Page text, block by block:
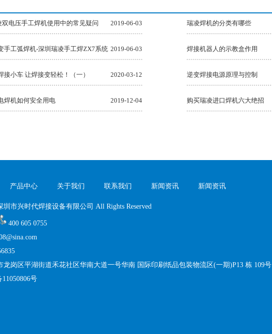
2019-06-03
双电压手工焊机使用中的常见疑问 瑞凌焊机的分类有哪些
2019-06-03
手工弧焊机-深圳瑞凌手工焊ZX7系统
焊接机器人的示教盒作用
2020-03-12
接小车 让焊接变轻松！（一） 逆变焊接电源原理与控制
2019-12-04
焊机如何安全用电 购买瑞凌进口焊机六大绝招
产品中心 关于我们 联系我们 新闻资讯 新闻资讯
圳市兴时代焊接设备有限公司 All Rights Reserved
400 605 0755
龙岗区平湖街道禾花社区华南大道一号华南 国际印刷纸品包装物流区(一期)P13 栋 109号
11050806号